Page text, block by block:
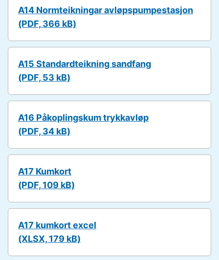
A14 Normteikningar avløpspumpestasjon
(PDF, 366 kB)
A15 Standardteikning sandfang
(PDF, 53 kB)
A16 Påkoplingskum trykkavløp
(PDF, 34 kB)
A17 Kumkort
(PDF, 109 kB)
A17 kumkort excel
(XLSX, 179 kB)